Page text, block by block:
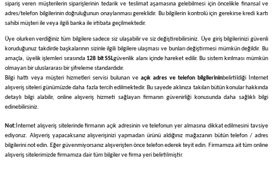
sipariş veren müşterilerin siparişlerinin tedarik ve teslimat aşamasına gelebilmesi için öncelikle finansal ve
adres/telefon bilgilerinin doğruluğunun onaylanması gereklidir. Bu bilgilerin kontrolü için gerekirse kredi kartı
sahibi müşteri ile veya ilgili banka ile irtibata geçilmektedir.
Üye olurken verdiğiniz tüm bilgilere sadece siz ulaşabilir ve siz değiştirebilirsiniz. Üye giriş bilgilerinizi güvenli
koruduğunuz takdirde başkalarının sizinle ilgili bilgilere ulaşması ve bunları değiştirmesi mümkün değildir. Bu
amaçla, üyelik işlemleri sırasında 128 bit SSLgüvenlik alanı içinde hareket edilir. Bu sistem kırılması mümkün
olmayan bir uluslararası bir şifreleme standardıdır.
Bilgi hattı veya müşteri hizmetleri servisi bulunan ve açık adres ve telefon bilgilerininbelirtildiği İnternet
alışveriş siteleri günümüzde daha fazla tercih edilmektedir. Bu sayede aklınıza takılan bütün konular hakkında
detaylı bilgi alabilir, online alışveriş hizmeti sağlayan firmanın güvenirliği konusunda daha sağlıklı bilgi
edinebilirsiniz.
Not: İnternet alışveriş sitelerinde firmanın açık adresinin ve telefonun yer almasına dikkat edilmesini tavsiye
ediyoruz. Alışveriş yapacaksanız alışverişinizi yapmadan ürünü aldığınız mağazanın bütün telefon / adres
bilgilerini not edin. Eğer güvenmiyorsanız alışverişten önce telefon ederek teyit edin. Firmamıza ait tüm online
alışveriş sitelerimizde firmamıza dair tüm bilgiler ve firma yeri belirtilmiştir.